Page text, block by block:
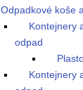
Odpadkové koše
Kontejnery
odpad
Kontejnery